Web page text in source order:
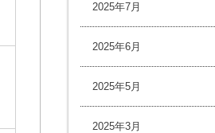
2025年7月
2025年6月
2025年5月
2025年3月